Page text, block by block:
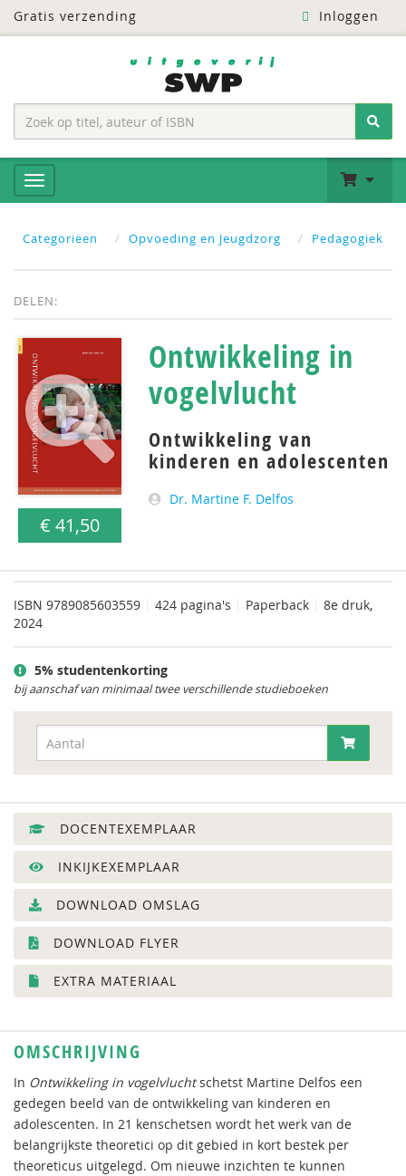
Gratis verzending Inloggen
Categoriëen Opvoeding en Jeugdzorg Pedagogiek
DELEN:
€ 41,50
Ontwikkeling in
vogelvlucht
Ontwikkeling van
kinderen en adolescenten
Dr. Martine F. Delfos
ISBN 9789085603559 424 pagina's Paperback
8e druk,
2024
5% studentenkorting
bij aanschaf van minimaal twee verschillende studieboeken
DOCENTEXEMPLAAR
INKIJKEXEMPLAAR
DOWNLOAD OMSLAG
DOWNLOAD FLYER
EXTRA MATERIAAL
OMSCHRIJVING
In Ontwikkeling in vogelvluchtschetst Martine Delfos een
gedegen beeld van de ontwikkeling van kinderen en
adolescenten. In 21 kenschetsen wordt het werk van de
belangrijkste theoretici op dit gebied in kort bestek per
theoreticus uitgelegd. Om nieuwe inzichten te kunnen